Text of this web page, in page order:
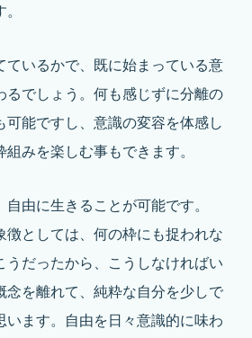
ているかで、既に始まっている意
るでしょう。何も感じずに分離の
能ですし、意識の変容を体感し
みを楽しむ事もできます。
由に生きることが可能です。
徴としては、何の枠にも捉われな
うだったから、こうしなければい
念を離れて、純粋な自分を少しで
います。自由を日々意識的に味わ